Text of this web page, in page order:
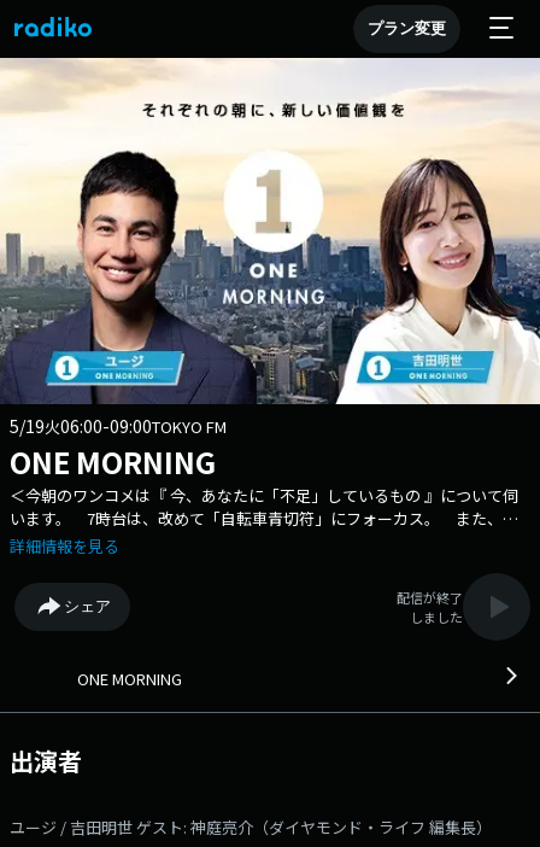
プラン変更
5/19火06:00-09:00TOKYO FM
ONE MORNING
＜今朝のワンコメは『 今、あなたに「不足」しているもの 』について伺
います。 7時台は、改めて「自転車青切符」にフォーカス。 また、浸
透する一方、トラブルも増加するスキマバイトの課題に迫ります。 今朝
ナーアンケート＜ワンコメ・ワンジャッジ＞ 今朝のワンコメは『 今、あ
なたに「不足」しているもの 』について伺います。 ⇨投票は★ONE
MORNING 公式Xで実施！★また「#ワンモ」であなたの声=ワンコメを募
お届けする「ONE MORNING」。 今日も一緒に素敵な1日をスタートさせ
ます。 ＊時間多少前後する場合があります。 また、内容も一部変
更となる場合があります＊ ▽06:00〜 【 HEADLINE NEWS & WEATHER
ワンジャッジ 】 今朝のワンコメは、『 今、あなたに「不足」している
もの 』について伺います。 番組がピックアップしたニュースやトピッ
詳細情報を見る
シェア
配信が終了
しました
ONE MORNING
出演者
ユージ / 吉田明世 ゲスト: 神庭亮介（ダイヤモンド・ライフ 編集長）